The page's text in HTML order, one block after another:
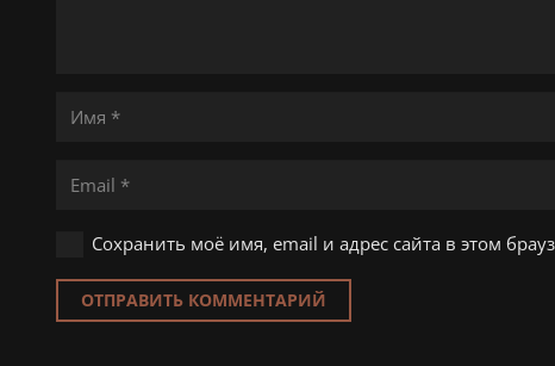
Сохранить моё имя, email и адрес сайта в этом
ОТПРАВИТЬ КОММЕНТАРИЙ